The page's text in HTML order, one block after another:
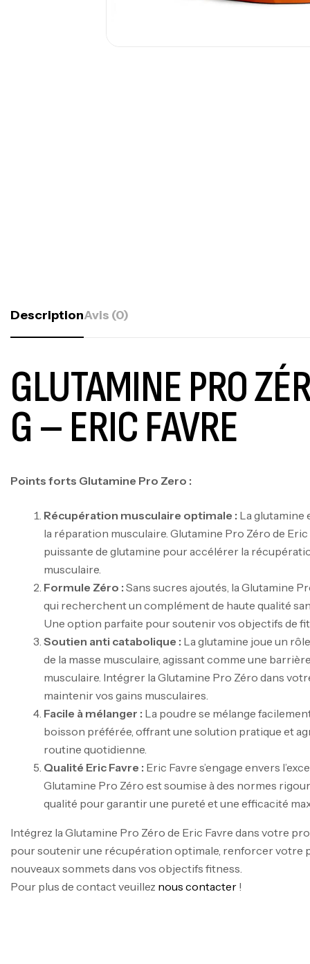
DescriptionAvis (0)
GLUTAMINE PRO
G – ERIC FAVRE
Points forts Glutamine Pro Zero :
Récupération musculaire optimale : La glutamine
la réparation musculaire. Glutamine Pro Zéro de
puissante de glutamine pour accélérer la
musculaire.
Formule Zéro : Sans sucres ajoutés, la Glutamine
qui recherchent un complément de haute qualité
Une option parfaite pour soutenir vos objectifs de
Soutien anti catabolique : La glutamine joue un
de la masse musculaire, agissant comme une
musculaire. Intégrer la Glutamine Pro Zéro dans
maintenir vos gains musculaires.
Facile à mélanger : La poudre se mélange
boisson préférée, offrant une solution pratique et
routine quotidienne.
Qualité Eric Favre : Eric Favre s’engage envers
Glutamine Pro Zéro est soumise à des normes
qualité pour garantir une pureté et une efficacité
Intégrez la Glutamine Pro Zéro de Eric Favre dans votre
pour soutenir une récupération optimale, renforcer votre
nouveaux sommets dans vos objectifs fitness.
Pour plus de contact veuillez nous contacter !